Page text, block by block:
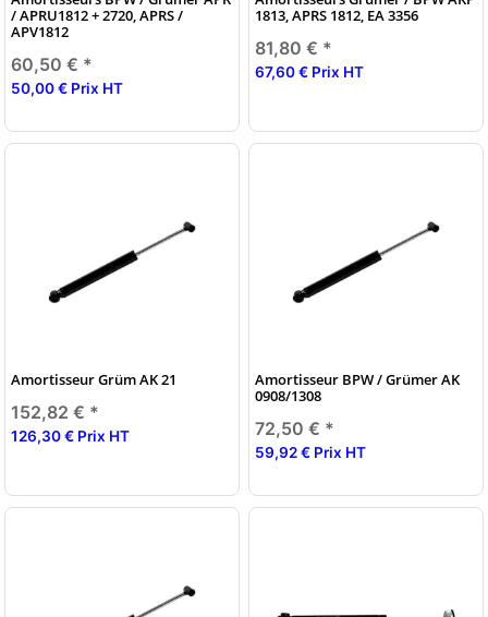
/ APRU1812 + 2720, APRS /
APV1812
60,50 € *
50,00 € Prix HT
1813, APRS 1812, EA 3356
81,80 € *
67,60 € Prix HT
Amortisseur Grüm AK 21
152,82 € *
126,30 € Prix HT
Amortisseur BPW / Grümer AK
0908/1308
72,50 € *
59,92 € Prix HT